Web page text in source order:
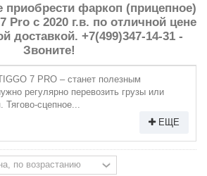
фаркоп (прицепное)
Pro с 2020 г.в. по отличной цене
доставкой. +7(499)347-14-31 -
Звоните!
7 PRO – станет полезным
регулярно перевозить грузы или
Тягово-сцепное...
ЕЩЕ